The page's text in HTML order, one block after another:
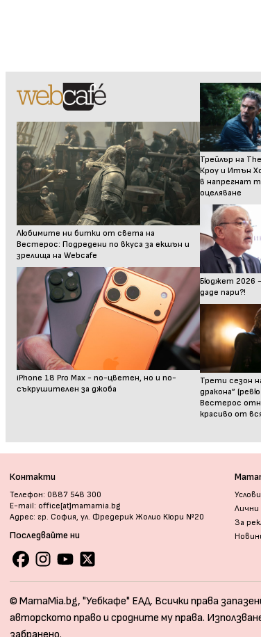
Любимите ни битки от света на
Вестерос: Подредени по вкуса за екшън и
зрелища на Webcafe
iPhone 18 Pro Max - по-цветен, но и по-
съкрушителен за джоба
Трейлър на
Кроу и Итън
в напрегнат
оцеляване
Бюджет 2026
даде пари?!
Трети сезон
дракона”
Вестерос
красиво от
Контакти
Телефон: 0887 548 300
E-mail: office[at]mamamia.bg
Адрес: гр. София, ул. Фредерик Жолио Кюри №20
Последвайте ни
Лични
За
© MamaMia.bg, "Уебкафе" ЕАД. Всички права
авторското право и сродните му права.